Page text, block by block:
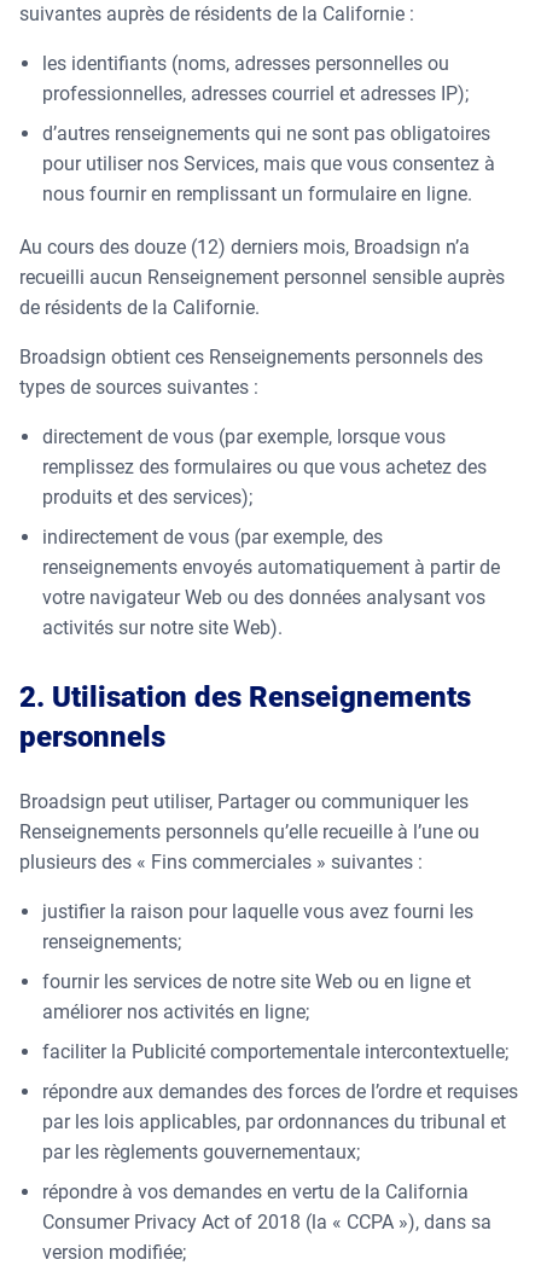
suivantes auprès de résidents de la Californie :
les identifiants (noms, adresses personnelles ou
professionnelles, adresses courriel et adresses IP);
d’autres renseignements qui ne sont pas obligatoires
pour utiliser nos Services, mais que vous consentez à
nous fournir en remplissant un formulaire en ligne.
Au cours des douze (12) derniers mois, Broadsign n’a
recueilli aucun Renseignement personnel sensible auprès
de résidents de la Californie.
Broadsign obtient ces Renseignements personnels des
types de sources suivantes :
directement de vous (par exemple, lorsque vous
remplissez des formulaires ou que vous achetez des
produits et des services);
indirectement de vous (par exemple, des
renseignements envoyés automatiquement à partir de
votre navigateur Web ou des données analysant vos
activités sur notre site Web).
2. Utilisation des Renseignements
personnels
Broadsign peut utiliser, Partager ou communiquer les
Renseignements personnels qu’elle recueille à l’une ou
plusieurs des « Fins commerciales » suivantes :
justifier la raison pour laquelle vous avez fourni les
renseignements;
fournir les services de notre site Web ou en ligne et
améliorer nos activités en ligne;
faciliter la Publicité comportementale intercontextuelle;
répondre aux demandes des forces de l’ordre et requises
par les lois applicables, par ordonnances du tribunal et
par les règlements gouvernementaux;
répondre à vos demandes en vertu de la California
Consumer Privacy Act of 2018 (la « CCPA »), dans sa
version modifiée;